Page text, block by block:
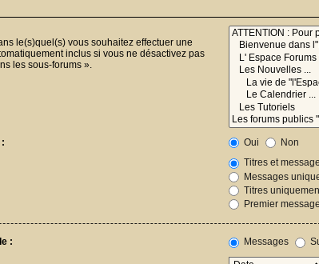
le(s)quel(s) vous souhaitez effectuer une
inclus si vous ne désactivez pas
les sous-forums ».
Oui
Non
Titres et
Messages
Titres
Premier
: Messages